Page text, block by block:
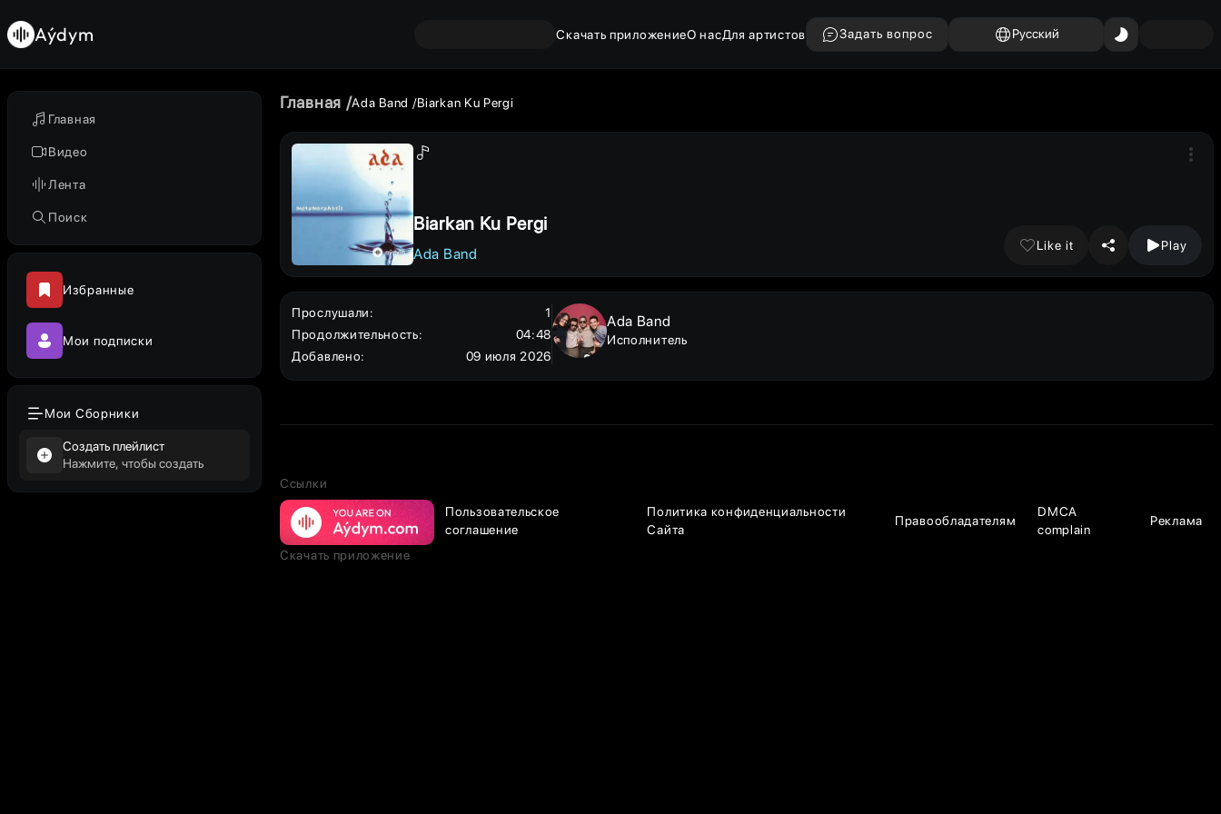
Главная
Видео
Лента
Поиск
Избранные
Мои подписки
Мои Сборники
Создать плейлист
Нажмите, чтобы создать
Aýdym Скачать приложениеО насДля артистов Задать вопрос Русский
Главная Ada Band Biarkan Ku Pergi
Biarkan Ku Pergi
Ada Band
Like it Play
Прослушали:
1
Продолжительность:
04:48
Добавлено: 09 июля 2026
Ada Band
Исполнитель
Ссылки
Пользовательское
соглашение
Политика конфиденциальности
Сайта
Правообладателям
DMCA
complain
Реклама
Скачать приложение